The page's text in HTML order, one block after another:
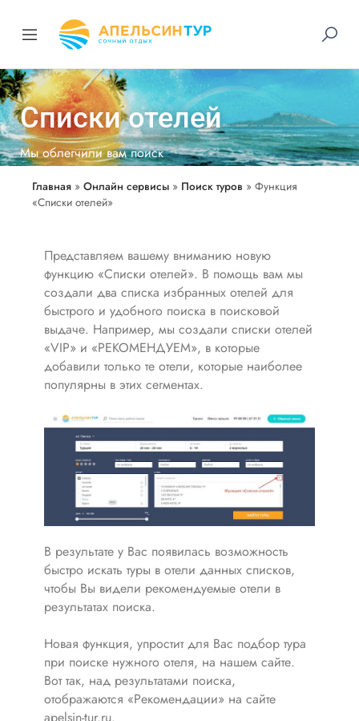
Списки отелей
Мы облегчили вам поиск
Главная » Онлайн сервисы » Поиск туров » Функция
«Списки отелей»
Представляем вашему вниманию новую
функцию «Списки отелей». В помощь вам мы
создали два списка избранных отелей для
быстрого и удобного поиска в поисковой
выдаче. Например, мы создали списки отелей
«VIP» и «РЕКОМЕНДУЕМ», в которые
добавили только те отели, которые наиболее
популярны в этих сегментах.
В результате у Вас появилась возможность
быстро искать туры в отели данных списков,
чтобы Вы видели рекомендуемые отели в
результатах поиска.
Новая функция, упростит для Вас подбор тура
при поиске нужного отеля, на нашем сайте.
Вот так, над результатами поиска,
отображаются «Рекомендации» на сайте
apelsin-tur.ru.